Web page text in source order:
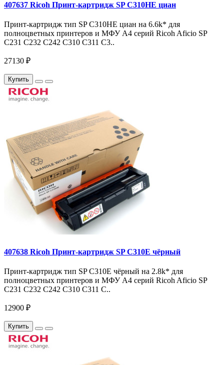
407637 Ricoh Принт-картридж SP C310HE циан
Принт-картридж тип SP C310HE циан на 6.6k* для
полноцветных принтеров и МФУ A4 серий Ricoh Aficio SP
C231 C232 C242 C310 C311 C3..
27130 ₽
Купить
407638 Ricoh Принт-картридж SP C310E чёрный
Принт-картридж тип SP C310E чёрный на 2.8k* для
полноцветных принтеров и МФУ A4 серий Ricoh Aficio SP
C231 C232 C242 C310 C311 C..
12900 ₽
Купить